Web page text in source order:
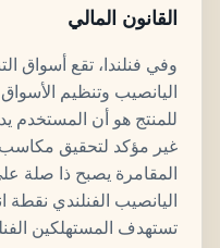
القانون المالي
وفي فنلندا، تقع أسواق
اليانصيب وتنظيم الأسواق
للمنتج هو أن المستخدم
غير مؤكد لتحقيق مكاسب
المقامرة يصبح ذا صلة
اليانصيب الفنلندي
تستهدف المستهلكين